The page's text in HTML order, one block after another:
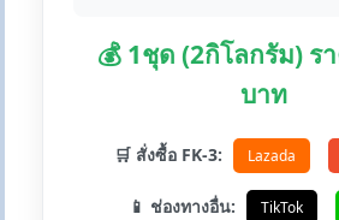
💰 1ชุด (2กิโลกรัม) ร
บาท
🛒 สั่งซื้อ FK-3: Lazada
📱 ช่องทางอื่น: TikTok